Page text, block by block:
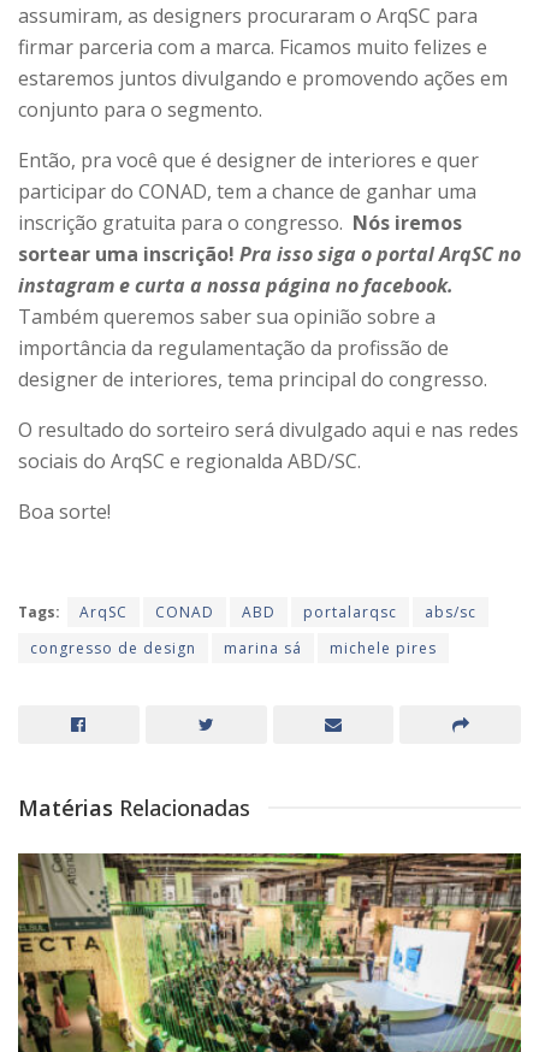
assumiram, as designers procuraram o ArqSC para
firmar parceria com a marca. Ficamos muito felizes e
estaremos juntos divulgando e promovendo ações em
conjunto para o segmento.
Então, pra você que é designer de interiores e quer
participar do CONAD, tem a chance de ganhar uma
inscrição gratuita para o congresso. Nós iremos
sortear uma inscrição! Pra isso siga o portal ArqSC no
instagram e curta a nossa página no facebook.
Também queremos saber sua opinião sobre a
importância da regulamentação da profissão de
designer de interiores, tema principal do congresso.
O resultado do sorteiro será divulgado aqui e nas redes
sociais do ArqSC e regionalda ABD/SC.
Boa sorte!
Tags: ArqSC CONAD ABD portalarqsc
abs/sc
congresso de design
marina sá michele pires
Matérias Relacionadas